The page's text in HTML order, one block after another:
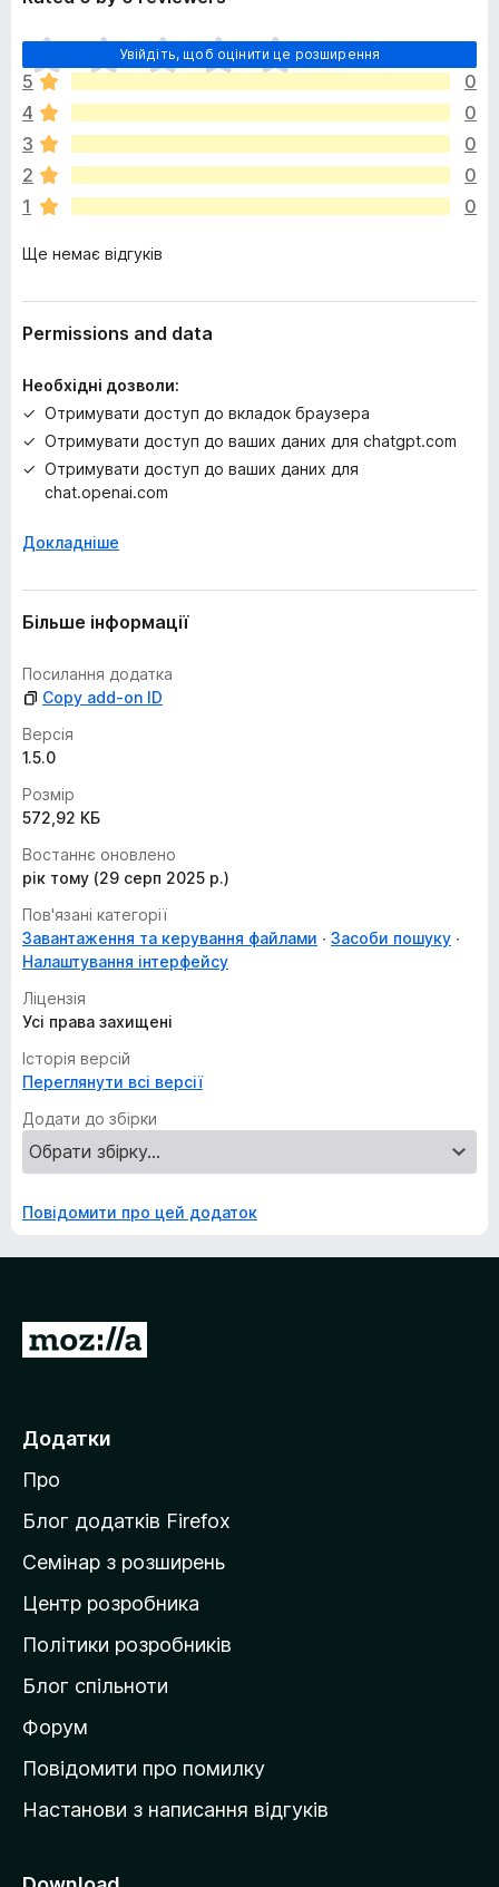
Увійдіть, щоб оцінити це розширення
Щ
е
н
е
м
а
є
о
і
о
к
5
0
4
0
3
0
2
0
1
0
Ще немає відгуків
Permissions and data
Необхідні дозволи:
Отримувати доступ до вкладок браузера
Отримувати доступ до ваших даних для chatgpt.com
Отримувати доступ до ваших даних для
chat.openai.com
Докладніше
Більше інформації
Посилання додатка
Copy add-on ID
Версія
1.5.0
Розмір
572,92 КБ
Востаннє оновлено
рік тому (29 серп 2025 р.)
Пов'язані категорії
Завантаження та керування файлами
Засоби пошуку
Налаштування інтерфейсу
Ліцензія
Усі права захищені
Історія версій
Переглянути всі версії
Додати до збірки
Повідомити про цей додаток
П
е
й
т
и
а
д
о
і
в
к
M
z
Додатки
Про
Блог додатків Firefox
Семінар з розширень
Центр розробника
Політики розробників
Блог спільноти
Форум
Повідомити про помилку
Настанови з написання відгуків